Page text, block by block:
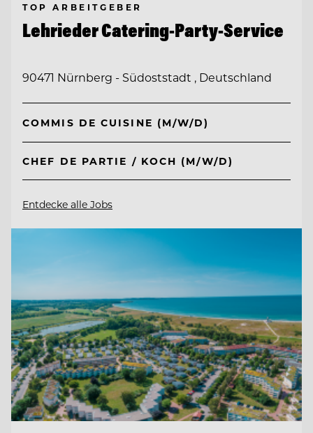
TOP ARBEITGEBER
Lehrieder Catering-Party-Service
90471 Nürnberg - Südoststadt , Deutschland
COMMIS DE CUISINE (M/W/D)
CHEF DE PARTIE / KOCH (M/W/D)
Entdecke alle Jobs